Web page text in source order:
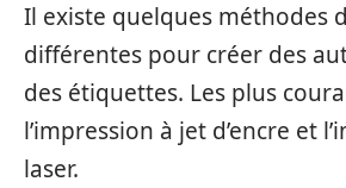
Il existe quelques méthodes
différentes pour créer des
des étiquettes. Les plus
l’impression à jet d’encre et
laser.